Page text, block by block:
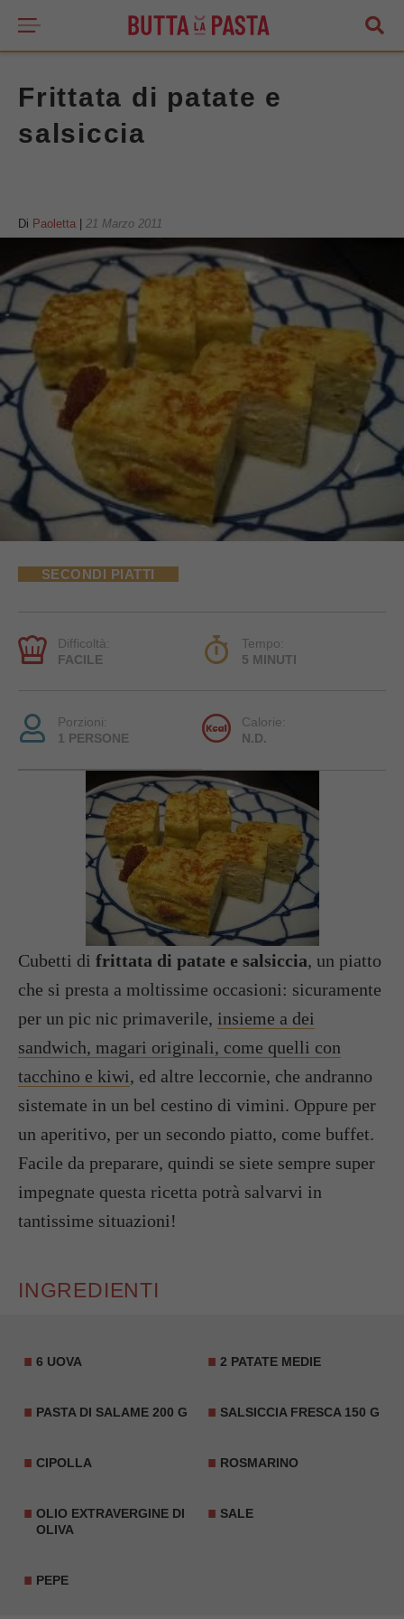
Frittata di patate e
salsiccia
Di Paoletta 21 Marzo 2011
SECONDI PIATTI
Difficoltà:
FACILE
Tempo:
5 MINUTI
Porzioni:
1 PERSONE
Calorie:
N.D.
Cubetti di frittata di patate e salsiccia, un piatto
che si presta a moltissime occasioni: sicuramente
per un pic nic primaverile, insieme a dei
sandwich, magari originali, come quelli con
tacchino e kiwi, ed altre leccornie, che andranno
sistemate in un bel cestino di vimini. Oppure per
un aperitivo, per un secondo piatto, come buffet.
Facile da preparare, quindi se siete sempre super
impegnate questa ricetta potrà salvarvi in
tantissime situazioni!
INGREDIENTI
6 UOVA 2 PATATE MEDIE
PASTA DI SALAME 200 G SALSICCIA FRESCA 150 G
CIPOLLA ROSMARINO
OLIO EXTRAVERGINE DI
OLIVA
SALE
PEPE